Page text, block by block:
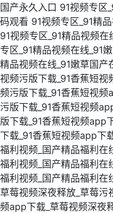
国产永久入口 91视频专区
码观看 91视频专区_91精
91视频专区_91精品视频
专区_91精品视频在线_91
精品视频在线_91嫩草国产
视频污版下载_91香蕉短视
频污版下载_91香蕉短视频
污版下载_91香蕉短视频
版下载_91香蕉短视频app
下载_91香蕉短视频app下
福利视频_国产精品福利在
福利视频_国产精品福利在
福利视频_国产精品福利在
草莓视频深夜释放_草莓污
频app下载_草莓视频深夜